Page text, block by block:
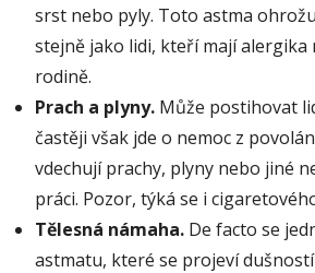
srst nebo pyly. Toto astma
stejně jako lidi, kteří mají alergika
rodině.
Prach a plyny. Může postihovat
častěji však jde o nemoc z
vdechují prachy, plyny nebo jiné
práci. Pozor, týká se i
Tělesná námaha. De facto se
astmatu, které se projeví